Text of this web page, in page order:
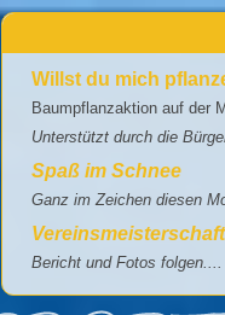
Willst du mich
Baumpflanzaktion auf der
Unterstützt durch die
Spaß im Schnee
Ganz im Zeichen diesen
Bericht und Fotos folgen....